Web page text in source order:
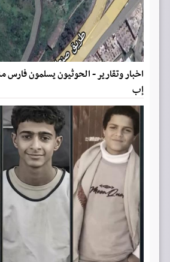
اخبار وتقارير - الحوثيون يسلمون فارس
إب